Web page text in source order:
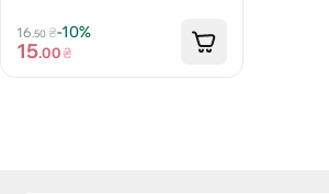
16 .50₴-10%
15.00₴